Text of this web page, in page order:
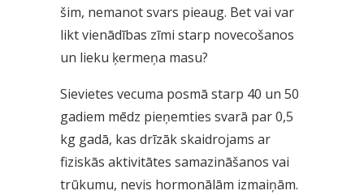
šim, nemanot svars pieaug. Bet vai var
likt vienādības zīmi starp novecošanos
un lieku ķermeņa masu?
Sievietes vecuma posmā starp 40 un 50
gadiem mēdz pieņemties svarā par 0,5
kg gadā, kas drīzāk skaidrojams ar
fiziskās aktivitātes samazināšanos vai
trūkumu, nevis hormonālām izmaiņām.